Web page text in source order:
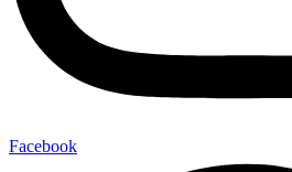
Facebook